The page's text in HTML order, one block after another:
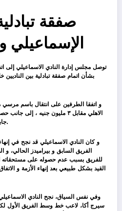
صفقة
الإسماعيلي
توصل مجلس إدارة النادي الاسماعيلي إلى
بشأن اتمام صفقة تبادلية بين الناديين
و اتفقا الطرفين على انتقال باسم
الاهلي مقابل ٣ مليون جنيه ،
جابر على سبيل الإعارة لمدة ٦ أشهر.
و كان النادي الاسماعيلي قد نجح في
الفريق السابق و بيراميدز الحالي،
للفريق بسبب عدم حصوله على مستحقاته
القيد بشكل طبيعي بعد إنهاء الأزمة و
وفي نفس السياق، نجح النادي
سيرج أكا، لاعب خط وسط الفريق الأول